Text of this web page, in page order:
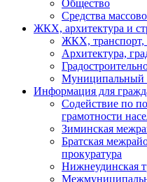
Общество
Средства
ЖКХ, архитектура и
ЖКХ, транспорт,
Архитектура,
Муниципальный
Информация для
Содействие по
грамотности
Зиминская
Братская
прокуратура
Нижнеудинская